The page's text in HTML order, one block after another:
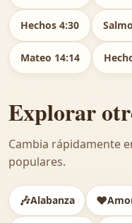
Hechos 4:30
Mateo 14:14
Explorar
Cambia rápidamente
populares.
🎶Alabanza ❤️